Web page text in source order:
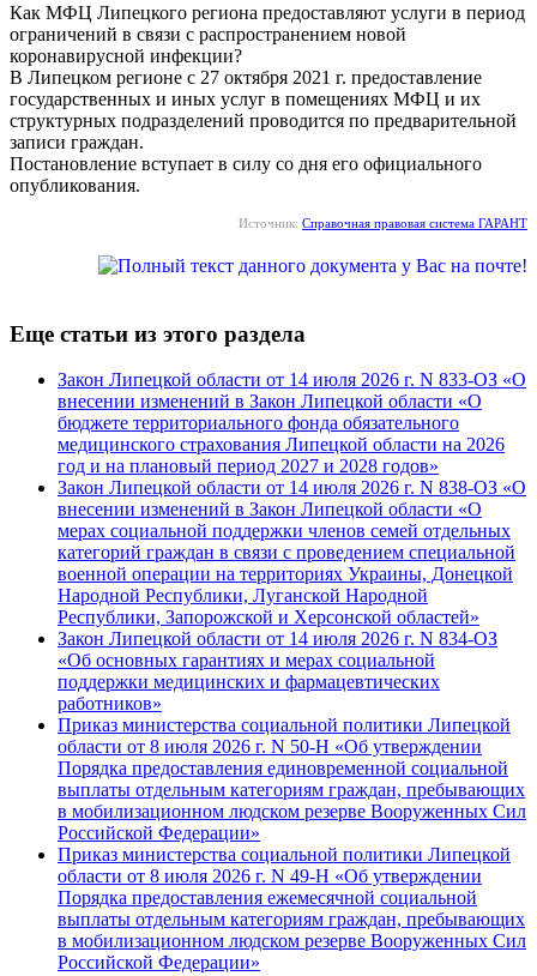
Как МФЦ Липецкого региона предоставляют услуги в период
ограничений в связи с распространением новой
коронавирусной инфекции?
В Липецком регионе с 27 октября 2021 г. предоставление
государственных и иных услуг в помещениях МФЦ и их
структурных подразделений проводится по предварительной
записи граждан.
Постановление вступает в силу со дня его официального
опубликования.
Источник: Справочная правовая система ГАРАНТ
Еще статьи из этого раздела
Закон Липецкой области от 14 июля 2026 г. N 833-ОЗ «О
внесении изменений в Закон Липецкой области «О
бюджете территориального фонда обязательного
медицинского страхования Липецкой области на 2026
год и на плановый период 2027 и 2028 годов»
Закон Липецкой области от 14 июля 2026 г. N 838-ОЗ «О
внесении изменений в Закон Липецкой области «О
мерах социальной поддержки членов семей отдельных
категорий граждан в связи с проведением специальной
военной операции на территориях Украины, Донецкой
Народной Республики, Луганской Народной
Республики, Запорожской и Херсонской областей»
Закон Липецкой области от 14 июля 2026 г. N 834-ОЗ
«Об основных гарантиях и мерах социальной
поддержки медицинских и фармацевтических
работников»
Приказ министерства социальной политики Липецкой
области от 8 июля 2026 г. N 50-Н «Об утверждении
Порядка предоставления единовременной социальной
выплаты отдельным категориям граждан, пребывающих
в мобилизационном людском резерве Вооруженных Сил
Российской Федерации»
Приказ министерства социальной политики Липецкой
области от 8 июля 2026 г. N 49-Н «Об утверждении
Порядка предоставления ежемесячной социальной
выплаты отдельным категориям граждан, пребывающих
в мобилизационном людском резерве Вооруженных Сил
Российской Федерации»